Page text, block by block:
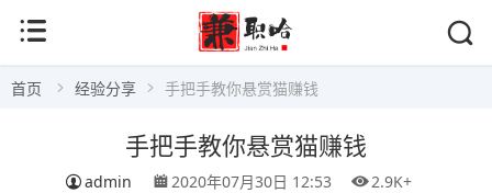
首页 经验分享 手把手教你悬赏猫赚钱
手把手教你悬赏猫赚钱
admin 2020年07月30日 12:53 2.9K+